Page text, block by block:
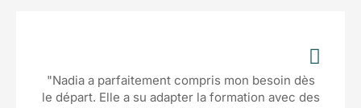
"Nadia a parfaitement compris mon besoin dès
le départ. Elle a su adapter la formation avec des